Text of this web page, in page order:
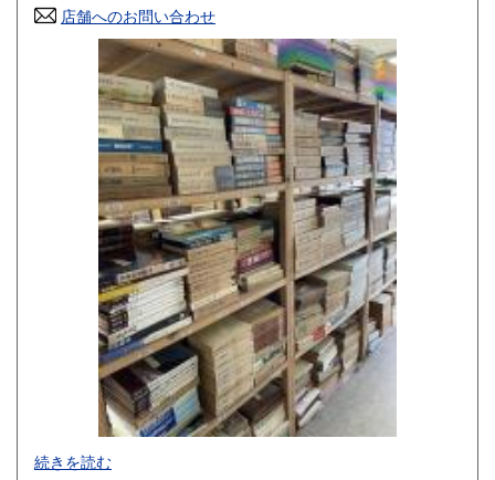
高知県 800円
800円 長崎県
800円 大分県
800円 鹿児島県
1,500円
店舗へのお問い合わせ
-
続きを読む